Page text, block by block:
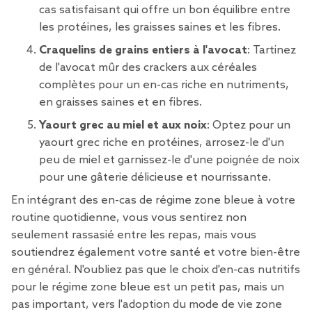
cas satisfaisant qui offre un bon équilibre entre
les protéines, les graisses saines et les fibres.
Craquelins de grains entiers à l'avocat: Tartinez
de l'avocat mûr des crackers aux céréales
complètes pour un en-cas riche en nutriments,
en graisses saines et en fibres.
Yaourt grec au miel et aux noix: Optez pour un
yaourt grec riche en protéines, arrosez-le d'un
peu de miel et garnissez-le d'une poignée de noix
pour une gâterie délicieuse et nourrissante.
En intégrant des en-cas de régime zone bleue à votre
routine quotidienne, vous vous sentirez non
seulement rassasié entre les repas, mais vous
soutiendrez également votre santé et votre bien-être
en général. N'oubliez pas que le choix d'en-cas nutritifs
pour le régime zone bleue est un petit pas, mais un
pas important, vers l'adoption du mode de vie zone